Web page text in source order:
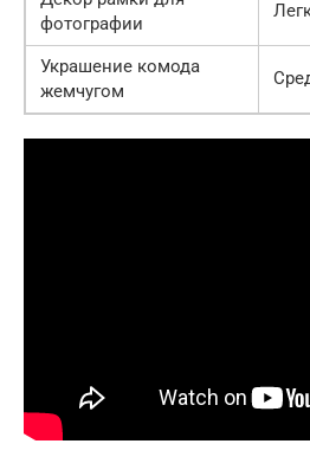
фотографии
Украшение комода
жемчугом